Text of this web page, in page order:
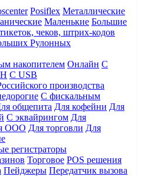
Posiflex Металлические
Маленькие Большие
чеков, штрих-кодов
Рулонных
накопителем Онлайн С
С USB
производства
С фискальным
общепита Для кофейни Для
С эквайрингом Для
ООО Для торговли Для
регистраторы
Торговое POS решения
Пейджеры Передатчик вызова